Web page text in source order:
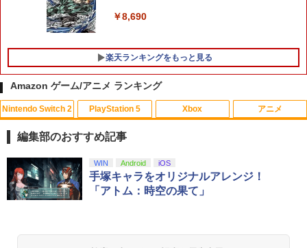
Switch 2 Edition[任天堂]【送料無料】
￥6,820
￥2,190
5
【レビュー評価上昇中】 新型 PS5 Slim /
PS5 Pro 冷却ファン PS5スリム用 冷却
ファン 自動温度検出 3段階風速調整 LED
ライト USB付き 低騒音 急速冷却 放熱
プレステ5スリム用 ディスク/デジタル版
対応 PS5 周辺機器 PS5 Pro 新型PS5
￥8,690
楽天ランキングをもっと見る
Amazon ゲーム/アニメ ランキング
Nintendo Switch 2
スプラトゥーン レイダース|オンライン
コード版
PlayStation 5
PlayStation 5 デジタル・エディション
日本語専用 Console Language: Japan
ese only (CFI-2200B01)
Xbox
【純正品】Xbox ワイヤレス コントロー
ラー + USB-C® ケーブル
アニメ
劇場版「鬼滅の刃」無限城編 第一章 猗
窩座再来 通常版 [Blu-ray]
編集部のおすすめ記事
WIN Android iOS
手塚キャラをオリジナルアレンジ！
「アトム：時空の果て」